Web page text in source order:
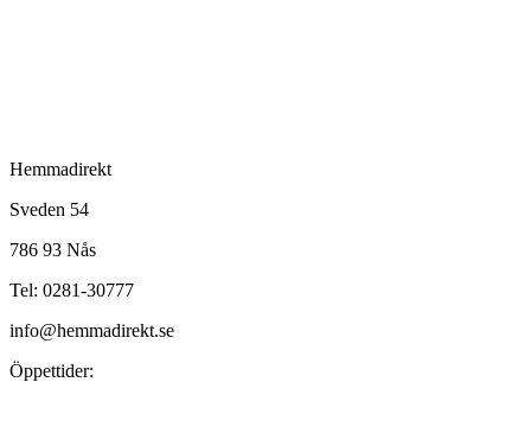
Hemmadirekt
Sveden 54
786 93 Nås
Tel: 0281-30777
info@hemmadirekt.se
Öppettider: